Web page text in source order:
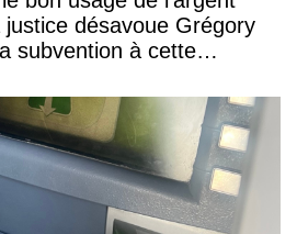
désavoue Grégory
subvention à cette